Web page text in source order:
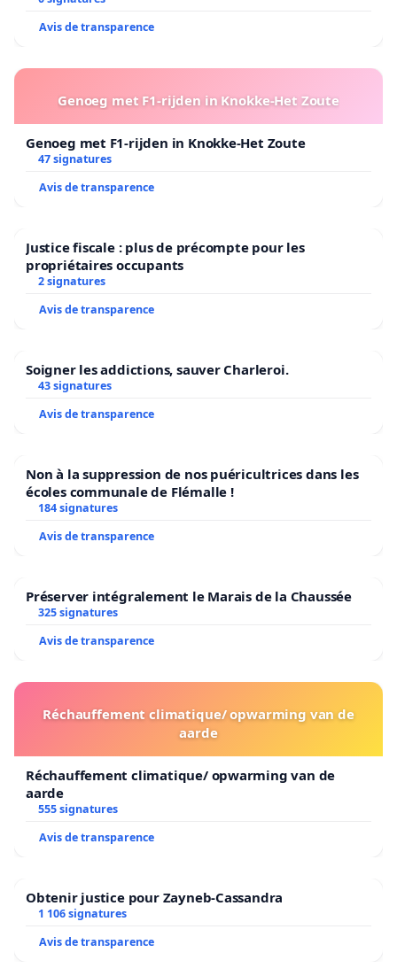
Avis de transparence
Genoeg met F1-rijden in Knokke-Het Zoute
Genoeg met F1-rijden in Knokke-Het Zoute
47 signatures
Avis de transparence
Justice fiscale : plus de précompte pour les
propriétaires occupants
2 signatures
Avis de transparence
Soigner les addictions, sauver Charleroi.
43 signatures
Avis de transparence
Non à la suppression de nos puéricultrices dans les
écoles communale de Flémalle !
184 signatures
Avis de transparence
Préserver intégralement le Marais de la Chaussée
325 signatures
Avis de transparence
Réchauffement climatique/ opwarming van de
aarde
Réchauffement climatique/ opwarming van de
aarde
555 signatures
Avis de transparence
Obtenir justice pour Zayneb-Cassandra
1 106 signatures
Avis de transparence